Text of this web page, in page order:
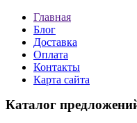
Главная
Блог
Доставка
Оплата
Контакты
Карта сайта
Каталог